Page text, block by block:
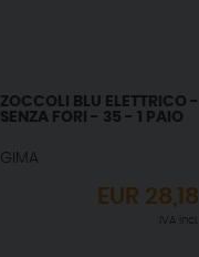
ZOCCOLI BLU ELETTRICO -
SENZA FORI - 35 - 1 PAIO
GIMA
EUR 28,18
IVA incl.